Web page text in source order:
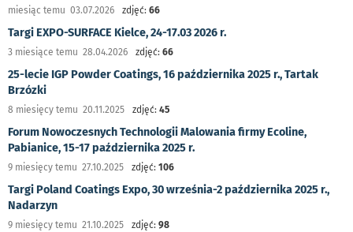
miesiąc temu 03.07.2026 zdjęć: 66
Targi EXPO-SURFACE Kielce, 24-17.03 2026 r.
3 miesiące temu 28.04.2026 zdjęć: 66
25-lecie IGP Powder Coatings, 16 października 2025 r., Tartak
Brzózki
8 miesięcy temu 20.11.2025 zdjęć: 45
Forum Nowoczesnych Technologii Malowania firmy Ecoline,
Pabianice, 15-17 października 2025 r.
9 miesięcy temu 27.10.2025 zdjęć: 106
Targi Poland Coatings Expo, 30 września-2 października 2025 r.,
Nadarzyn
9 miesięcy temu 21.10.2025 zdjęć: 98